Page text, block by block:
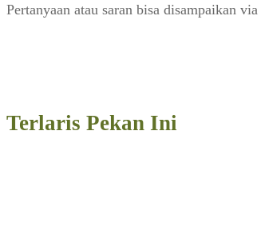
Pertanyaan atau saran bisa disampaikan via
Terlaris Pekan Ini